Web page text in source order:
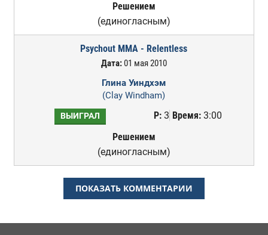
Решением
(единогласным)
Psychout MMA - Relentless
Дата:01 мая 2010
Глина Уиндхэм
(Clay Windham)
ВЫИГРАЛ Р:3 Время:3:00
Решением
(единогласным)
ПОКАЗАТЬ КОММЕНТАРИИ